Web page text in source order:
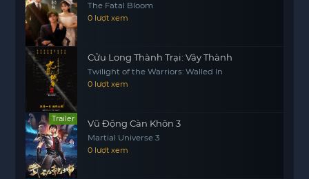
The Fatal Bloom
0 lượt xem
Cửu Long Thành Trại: Vây Thành
Twilight of the Warriors: Walled In
0 lượt xem
Trailer Vũ Động Càn Khôn 3
Martial Universe 3
0 lượt xem